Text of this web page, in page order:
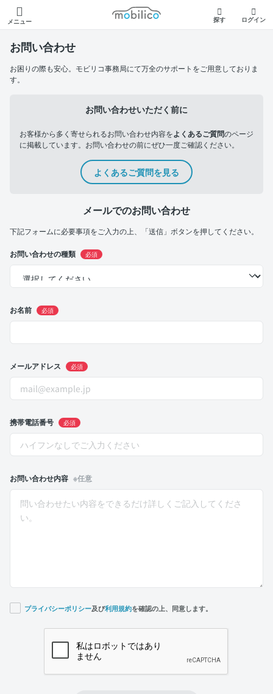
メニュー
モビリコ
探す ログイン
お問い合わせ
お困りの際も安心。モビリコ事務局にて万全のサポートをご用意しておりま
す。
お問い合わせいただく前に
お客様から多く寄せられるお問い合わせ内容をよくあるご質問のページ
に掲載しています。お問い合わせの前にぜひ一度ご確認ください。
よくあるご質問を見る
メールでのお問い合わせ
下記フォームに必要事項をご入力の上、「送信」ボタンを押してください。
お問い合わせの種類 必須
お名前 必須
メールアドレス 必須
携帯電話番号 必須
お問い合わせ内容 ※任意
プライバシーポリシー及び利用規約を確認の上、同意します。